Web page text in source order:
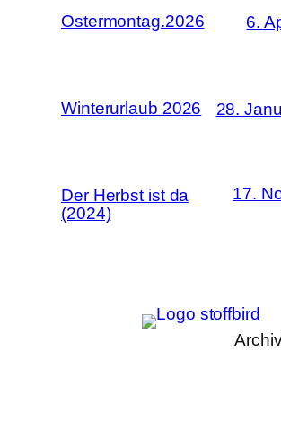
Ostermontag.2026 6.
Winterurlaub 2026 28.
Der Herbst ist da
(2024)
17.